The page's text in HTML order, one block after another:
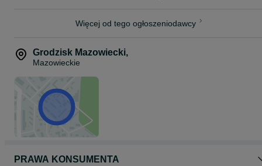
Więcej od tego ogłoszeniodawcy
Grodzisk Mazowiecki,
Mazowieckie
PRAWA KONSUMENTA